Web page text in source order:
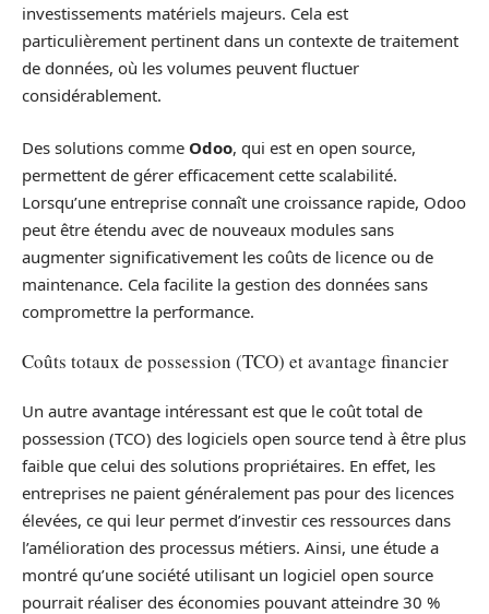
investissements matériels majeurs. Cela est
particulièrement pertinent dans un contexte de traitement
de données, où les volumes peuvent fluctuer
considérablement.
Des solutions comme Odoo, qui est en open source,
permettent de gérer efficacement cette scalabilité.
Lorsqu’une entreprise connaît une croissance rapide, Odoo
peut être étendu avec de nouveaux modules sans
augmenter significativement les coûts de licence ou de
maintenance. Cela facilite la gestion des données sans
compromettre la performance.
Coûts totaux de possession (TCO) et avantage financier
Un autre avantage intéressant est que le coût total de
possession (TCO) des logiciels open source tend à être plus
faible que celui des solutions propriétaires. En effet, les
entreprises ne paient généralement pas pour des licences
élevées, ce qui leur permet d’investir ces ressources dans
l’amélioration des processus métiers. Ainsi, une étude a
montré qu’une société utilisant un logiciel open source
pourrait réaliser des économies pouvant atteindre 30 %